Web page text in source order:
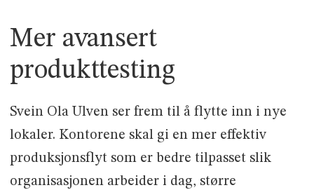
Mer avansert
produkttesting
Svein Ola Ulven ser frem til å flytte inn i nye
lokaler. Kontorene skal gi en mer effektiv
produksjonsflyt som er bedre tilpasset slik
organisasjonen arbeider i dag, større